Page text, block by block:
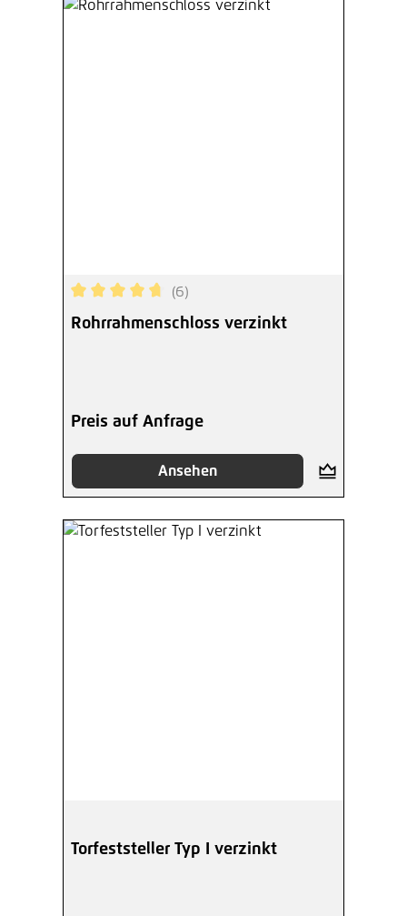
Durchschnittliche Bewertung von 4.67 von 5
(6)
Rohrrahmenschloss verzinkt
Preis auf Anfrage
Ansehen
Torfeststeller Typ I verzinkt